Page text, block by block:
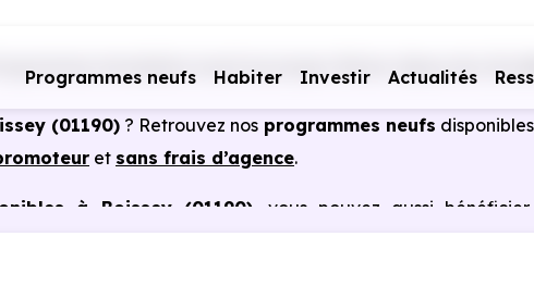
Programmes neufs Habiter Investir Actualités
immobiliers neufs Auvergne-Rhône-Alpes Ain (01)
(01190) ? Retrouvez nos programmes neufs
et sans frais d’agence.
à Boissey (01190) , vous pouvez aussi